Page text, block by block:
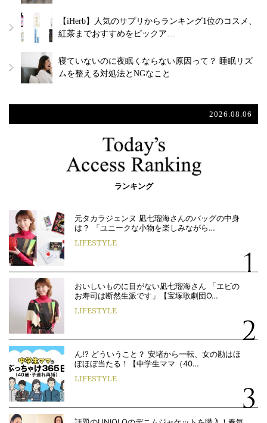
【iHerb】人気のサプリからランキング1位のコスメ、
紅茶までおすすめをピックア…
寝ていないのに夜眠くならない原因って？ 睡眠リズ
ムを整える対処法とNGなこと
2026.08.06
ランキング
元タカラジェンヌ 凪七瑠海さんのバッグの中身
は？ 「ユニークな小物を楽しみながら…
LIFESTYLE
おいしいものに目がない凪七瑠海さん 「エビの
お寿司は断然生派です」【宝塚歌劇団O…
LIFESTYLE
ん!? どういうこと？ 安堵から一転、女の勘はほ
ぼほぼ当たる！【中学生ママ（40…
LIFESTYLE